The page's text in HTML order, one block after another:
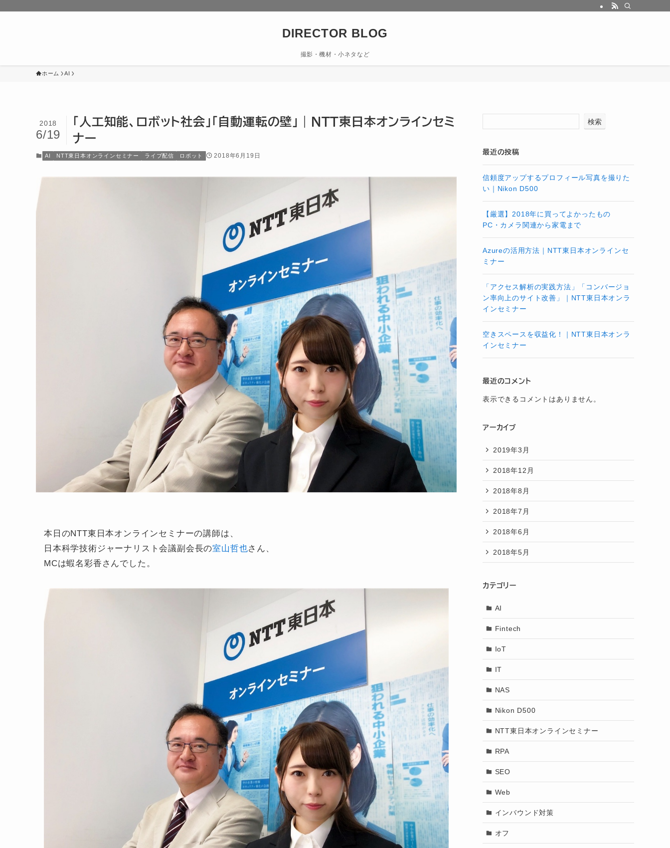
DIRECTOR BLOG
撮影・機材・小ネタなど
ホーム AI
「人工知能、ロボット社会」「自動運転の壁」｜NTT東日本オンラインセミ
ナー
2018
6/19
AI NTT東日本オンラインセミナー ライブ配信 ロボット 2018年6月19日
本日のNTT東日本オンラインセミナーの講師は、
日本科学技術ジャーナリスト会議副会長の室山哲也さん、
MCは蝦名彩香さんでした。
検索
最近の投稿
信頼度アップするプロフィール写真を撮りた
い｜Nikon D500
【厳選】2018年に買ってよかったもの
PC・カメラ関連から家電まで
Azureの活用方法｜NTT東日本オンラインセ
ミナー
「アクセス解析の実践方法」「コンバージョ
ン率向上のサイト改善」｜NTT東日本オンラ
インセミナー
空きスペースを収益化！｜NTT東日本オンラ
インセミナー
最近のコメント
表示できるコメントはありません。
アーカイブ
2019年3月
2018年12月
2018年8月
2018年7月
2018年6月
2018年5月
カテゴリー
AI
Fintech
IoT
IT
NAS
Nikon D500
NTT東日本オンラインセミナー
RPA
SEO
Web
インバウンド対策
オフ